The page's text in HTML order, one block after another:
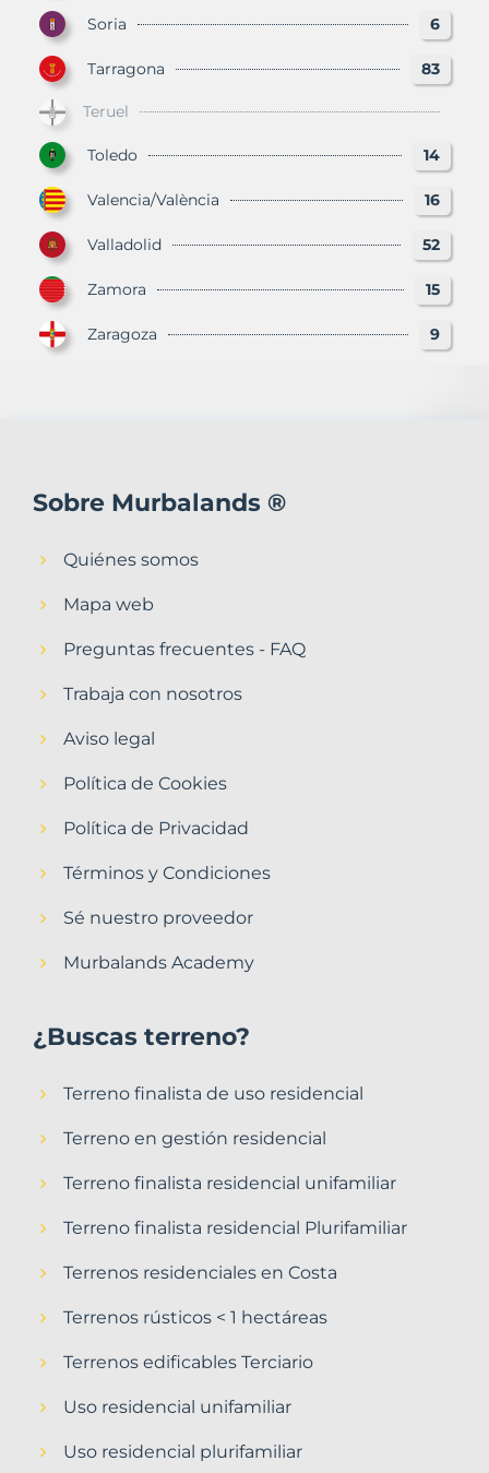
Soria 6
Tarragona 83
Teruel
Toledo 14
Valencia/València 16
Valladolid 52
Zamora 15
Zaragoza 9
Sobre Murbalands ®
Quiénes somos
Mapa web
Preguntas frecuentes - FAQ
Trabaja con nosotros
Aviso legal
Política de Cookies
Política de Privacidad
Términos y Condiciones
Sé nuestro proveedor
Murbalands Academy
¿Buscas terreno?
Terreno finalista de uso residencial
Terreno en gestión residencial
Terreno finalista residencial unifamiliar
Terreno finalista residencial Plurifamiliar
Terrenos residenciales en Costa
Terrenos rústicos < 1 hectáreas
Terrenos edificables Terciario
Uso residencial unifamiliar
Uso residencial plurifamiliar